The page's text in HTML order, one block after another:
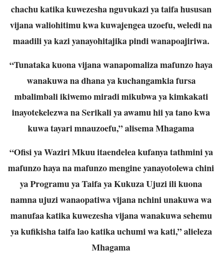
chachu katika kuwezesha nguvukazi ya taifa hususan
vijana waliohitimu kwa kuwajengea uzoefu, weledi na
maadili ya kazi yanayohitajika pindi wanapoajiriwa.
“Tunataka kuona vijana wanapomaliza mafunzo haya
wanakuwa na dhana ya kuchangamkia fursa
mbalimbali ikiwemo miradi mikubwa ya kimkakati
inayotekelezwa na Serikali ya awamu hii ya tano kwa
kuwa tayari mnauzoefu,” alisema Mhagama
“Ofisi ya Waziri Mkuu itaendelea kufanya tathmini ya
mafunzo haya na mafunzo mengine yanayotolewa chini
ya Programu ya Taifa ya Kukuza Ujuzi ili kuona
namna ujuzi wanaopatiwa vijana nchini unakuwa wa
manufaa katika kuwezesha vijana wanakuwa sehemu
ya kufikisha taifa lao katika uchumi wa kati,” alieleza
Mhagama